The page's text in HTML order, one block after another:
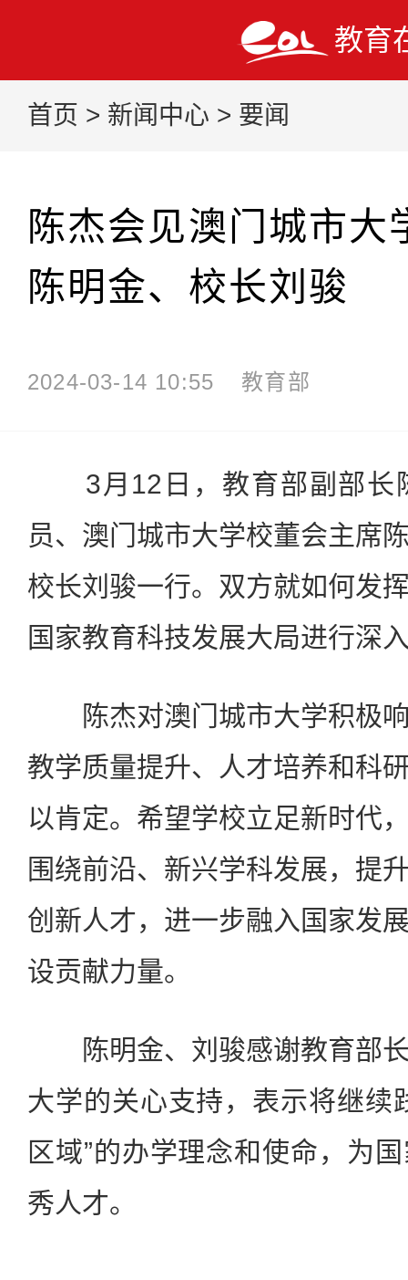
教育
首页 > 新闻中心 > 要闻
陈杰会见澳门城市大
陈明金、校长刘骏
2024-03-14 10:55 教育部
3月12日，教育部副部长
员、澳门城市大学校董会主席
校长刘骏一行。双方就如何发
国家教育科技发展大局进行深
陈杰对澳门城市大学积极响
教学质量提升、人才培养和科
以肯定。希望学校立足新时代
围绕前沿、新兴学科发展，提
创新人才，进一步融入国家发
设贡献力量。
陈明金、刘骏感谢教育部长
大学的关心支持，表示将继续
区域”的办学理念和使命，为
秀人才。